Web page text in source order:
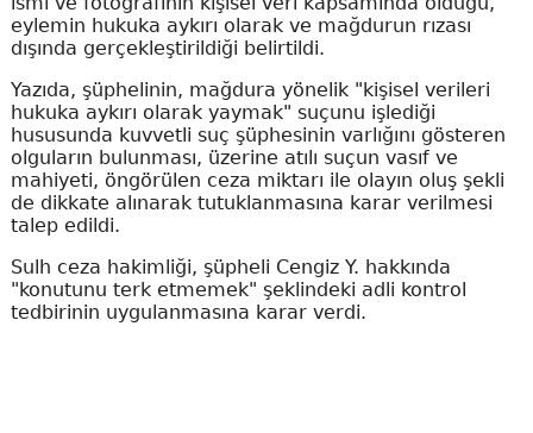
eylemin hukuka aykırı olarak ve mağdurun rızası
dışında gerçekleştirildiği belirtildi.
Yazıda, şüphelinin, mağdura yönelik "kişisel verileri
hukuka aykırı olarak yaymak" suçunu işlediği
hususunda kuvvetli suç şüphesinin varlığını gösteren
olguların bulunması, üzerine atılı suçun vasıf ve
mahiyeti, öngörülen ceza miktarı ile olayın oluş şekli
de dikkate alınarak tutuklanmasına karar verilmesi
talep edildi.
Sulh ceza hakimliği, şüpheli Cengiz Y. hakkında
"konutunu terk etmemek" şeklindeki adli kontrol
tedbirinin uygulanmasına karar verdi.